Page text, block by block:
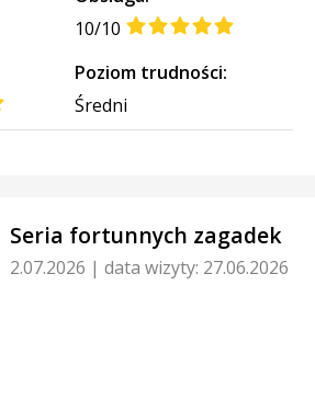
10/10
Poziom trudności:
Średni
Seria fortunnych zagadek
2.07.2026 | data wizyty: 27.06.2026